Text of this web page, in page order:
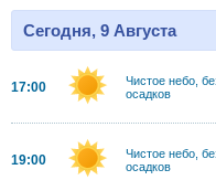
Сегодня, 9 Августа
17:00
Чистое небо,
осадков
19:00
Чистое небо,
осадков